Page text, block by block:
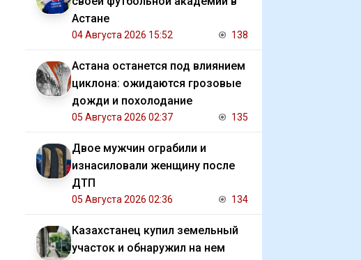
Астане
04 Августа 2026 15:52 138
Астана останется под влиянием
циклона: ожидаются грозовые
дожди и похолодание
05 Августа 2026 02:37 135
Двое мужчин ограбили и
изнасиловали женщину после
ДТП
05 Августа 2026 02:36 134
Казахстанец купил земельный
участок и обнаружил на нем